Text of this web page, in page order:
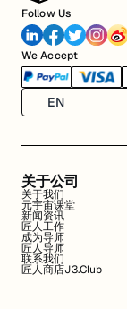
Follow Us
We Accept
EN
关于公司
关于我们
元宇宙课堂
新闻资讯
匠人工作
成为导师
匠人导师
联系我们
匠人商店J3.Club